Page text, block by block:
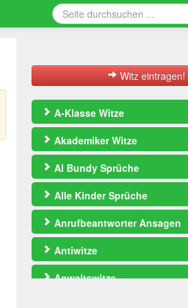
Witz eintragen!
A-Klasse Witze
Akademiker Witze
Al Bundy Sprüche
Alle Kinder Sprüche
Anrufbeantworter Ansagen
Antiwitze
Anwaltswitze